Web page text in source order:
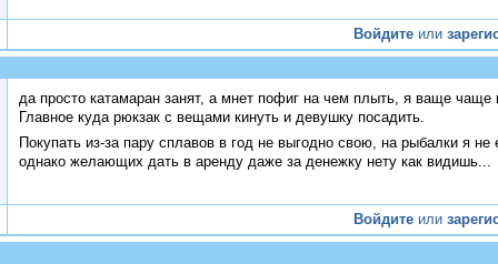
Войдите или
да просто катамаран занят, а мнет пофиг на чем плыть, я ваще чаще
Главное куда рюкзак с вещами кинуть и девушку посадить.
Покупать из-за пару сплавов в год не выгодно свою, на рыбалки я
однако желающих дать в аренду даже за денежку нету как видишь...
Войдите или